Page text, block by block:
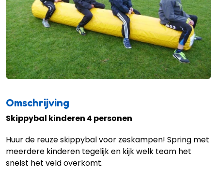
Omschrijving
Skippybal kinderen 4 personen
Huur de reuze skippybal voor zeskampen! Spring met
meerdere kinderen tegelijk en kijk welk team het
snelst het veld overkomt.